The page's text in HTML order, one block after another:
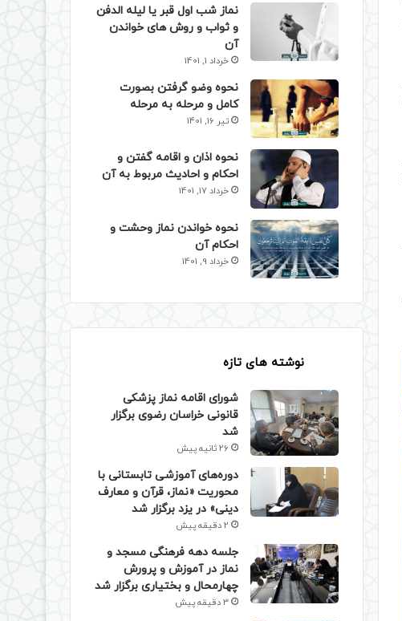
نماز شب اول قبر یا لیله الدفن
و ثواب و روش های خواندن
آن
خرداد 1, 1401
نحوه وضو گرفتن بصورت
کامل و مرحله به مرحله
تیر 16, 1401
نحوه اذان و اقامه گفتن و
احکام و احادیث مربوط به آن
خرداد 17, 1401
نحوه خواندن نماز وحشت و
احکام آن
خرداد 9, 1401
نوشته های تازه
شورای اقامه نماز پزشکی
قانونی خراسان رضوی برگزار
شد
26 ثانیه پیش
دوره‌های آموزشی تابستانی با
محوریت «نماز، قرآن و معارف
دینی» در یزد برگزار شد
2 دقیقه پیش
جلسه دهه فرهنگی مسجد و
نماز در آموزش و پرورش
چهارمحال و بختیاری برگزار شد
3 دقیقه پیش